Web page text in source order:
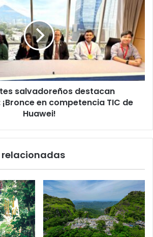
salvadoreños destacan
en competencia TIC de
Huawei!
relacionadas